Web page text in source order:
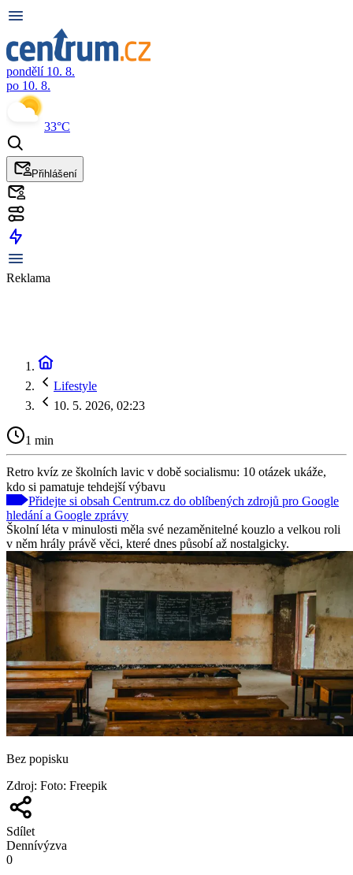
pondělí 10. 8.
po 10. 8.
33°C
Přihlášení
Reklama
Lifestyle
10. 5. 2026, 02:23
1 min
Retro kvíz ze školních lavic v době socialismu: 10 otázek ukáže,
kdo si pamatuje tehdejší výbavu
Přidejte si obsah Centrum.cz do oblíbených zdrojů pro Google
hledání a Google zprávy
Školní léta v minulosti měla své nezaměnitelné kouzlo a velkou roli
v něm hrály právě věci, které dnes působí až nostalgicky.
Bez popisku
Zdroj: Foto: Freepik
Sdílet
Dennívýzva
0